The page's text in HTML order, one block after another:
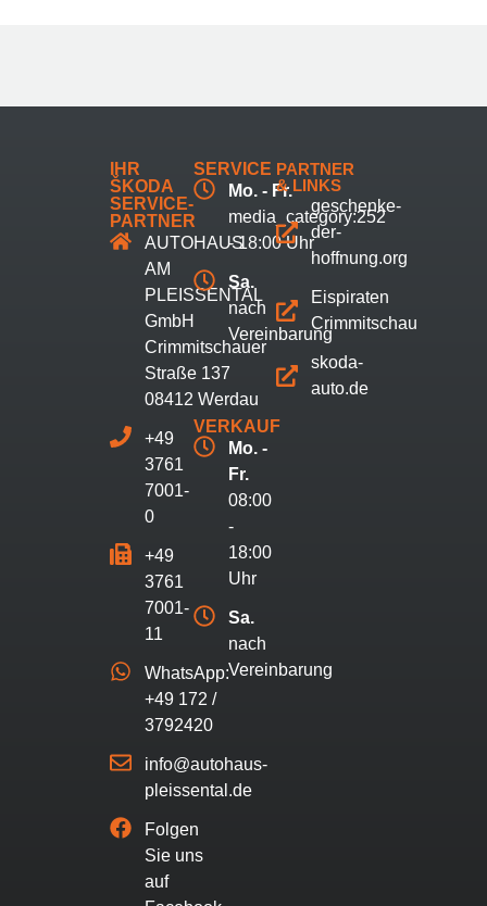
IHR
ŠKODA
SERVICE-
PARTNER
AUTOHAUS
AM
PLEISSENTAL
GmbH
Crimmitschauer
Straße 137
08412 Werdau
+49
3761
7001-
0
+49
3761
7001-
11
WhatsApp:
+49 172 /
3792420
info@autohaus-
pleissental.de
Folgen
Sie uns
auf
SERVICE
Mo. - Fr.
media_category:252
- 18:00 Uhr
Sa.
nach
Vereinbarung
VERKAUF
Mo. -
Fr.
08:00
-
18:00
Uhr
Sa.
nach
Vereinbarung
PARTNER
& LINKS
geschenke-
der-
hoffnung.org
Eispiraten
Crimmitschau
skoda-
auto.de